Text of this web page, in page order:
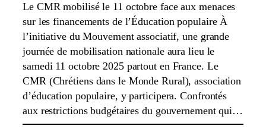
Le CMR mobilisé le 11 octobre face aux menaces
sur les financements de l’Éducation populaire À
l’initiative du Mouvement associatif, une grande
journée de mobilisation nationale aura lieu le
samedi 11 octobre 2025 partout en France. Le
CMR (Chrétiens dans le Monde Rural), association
d’éducation populaire, y participera. Confrontés
aux restrictions budgétaires du gouvernement qui…